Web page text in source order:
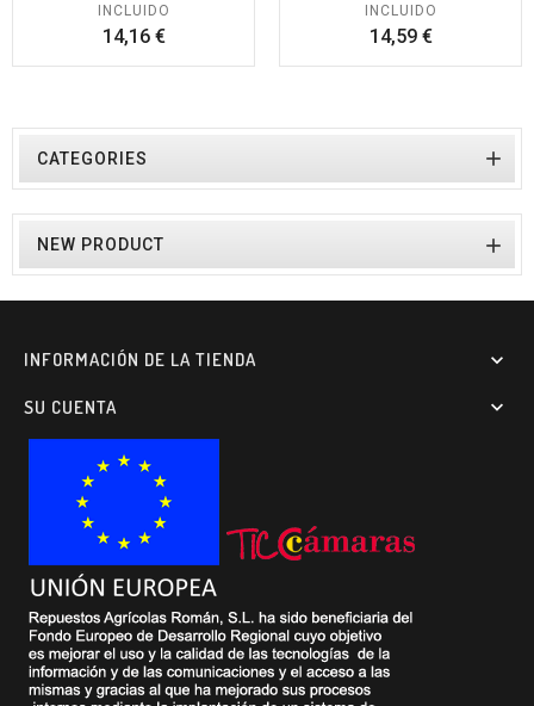
INCLUIDO
14,16 €Precio
INCLUIDO
14,59 €Precio
CATEGORIES 
NEW PRODUCT 
INFORMACIÓN DE LA TIENDA 
SU CUENTA 